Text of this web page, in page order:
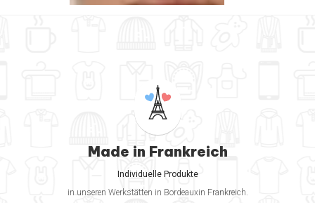
Made in Frankreich
Individuelle Produkte
in unseren Werkstätten in Bordeauxin Frankreich.